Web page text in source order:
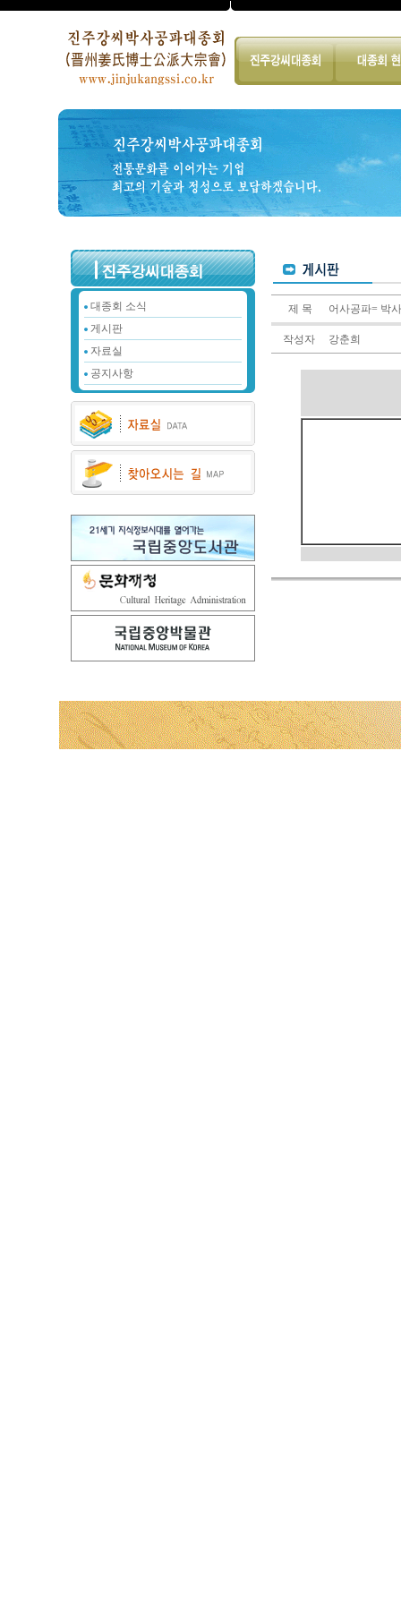
대종회 소식
게시판
자료실
공지사항
제 목 어사공파= 박
작성자 강춘희